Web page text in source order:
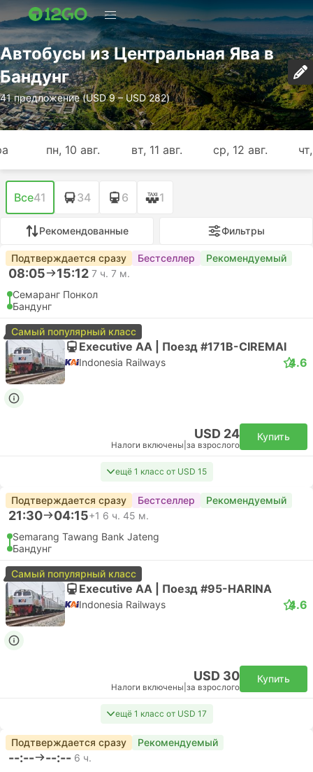
Автобусы из Центральная Ява в
Бандунг
41 предложение (USD 9 – USD 282)
пн, 10 авг. вт, 11 авг. ср, 12 авг.
Все41 34 6 1
Рекомендованные Фильтры
Подтверждается сразу Бестселлер Рекомендуемый
08:05 15:12 7 ч. 7 м.
Семаранг Понкол
Бандунг
Самый популярный класс
Executive AA | Поезд #171B-CIREMAI
Indonesia Railways 4.6
USD 24
Налоги включены за взрослого
Купить
ещё 1 класс от USD 15
Подтверждается сразу Бестселлер Рекомендуемый
21:30 04:15+1 6 ч. 45 м.
Semarang Tawang Bank Jateng
Бандунг
Самый популярный класс
Executive AA | Поезд #95-HARINA
Indonesia Railways 4.6
USD 30
Налоги включены за взрослого
Купить
ещё 1 класс от USD 17
Подтверждается сразу Рекомендуемый
--:-- --:-- 6 ч.